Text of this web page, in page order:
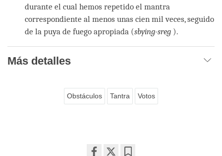
durante el cual hemos repetido el mantra
correspondiente al menos unas cien mil veces, seguido
de la puya de fuego apropiada (sbying-sreg ).
Más detalles
Obstáculos Tantra Votos